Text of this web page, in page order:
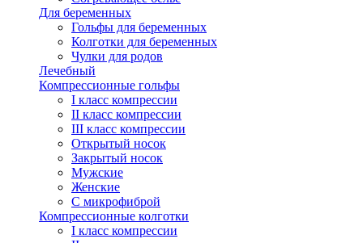
Для беременных
Гольфы для беременных
Колготки для беременных
Чулки для родов
Лечебный
Компрессионные гольфы
I класс компрессии
II класс компрессии
III класс компрессии
Открытый носок
Закрытый носок
Мужские
Женские
С микрофиброй
Компрессионные колготки
I класс компрессии